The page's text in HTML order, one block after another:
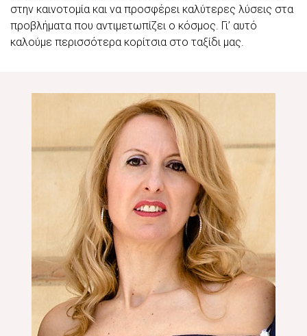
στην καινοτομία και να προσφέρει καλύτερες λύσεις στα
προβλήματα που αντιμετωπίζει ο κόσμος. Γι’ αυτό
καλούμε περισσότερα κορίτσια στο ταξίδι μας.